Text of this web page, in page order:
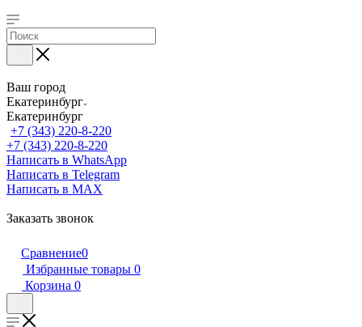
Ваш город
Екатеринбург
Екатеринбург
+7 (343) 220-8-220
+7 (343) 220-8-220
Написать в WhatsApp
Написать в Telegram
Написать в MAX
Заказать звонок
Сравнение0
Избранные товары 0
Корзина 0